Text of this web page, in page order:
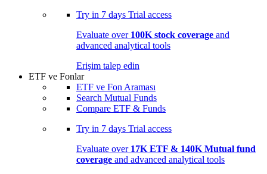
Try in 7 days Trial access
Evaluate over 100K stock coverage and
advanced analytical tools
Erişim talep edin
ETF ve Fonlar
ETF ve Fon Araması
Search Mutual Funds
Compare ETF & Funds
Try in 7 days Trial access
Evaluate over 17K ETF & 140K Mutual fund
coverage and advanced analytical tools